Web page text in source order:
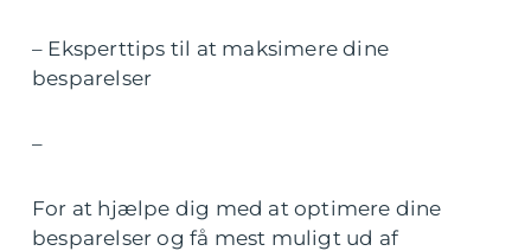
– Eksperttips til at maksimere dine
besparelser
–
For at hjælpe dig med at optimere dine
besparelser og få mest muligt ud af